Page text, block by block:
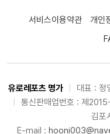
서비스이용약관 개인
유로레포츠 명가 대표 : 정
통신판매업번호 : 제
김포
E-mail :